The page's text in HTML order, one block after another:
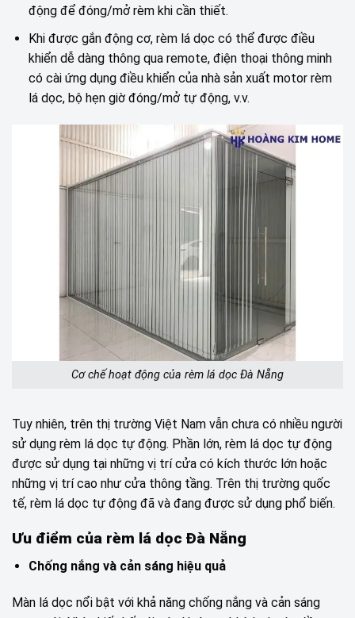
động để đóng/mở rèm khi cần thiết.
Khi được gắn động cơ, rèm lá dọc có thể được điều
khiển dễ dàng thông qua remote, điện thoại thông minh
có cài ứng dụng điều khiển của nhà sản xuất motor rèm
lá dọc, bộ hẹn giờ đóng/mở tự động, v.v.
Cơ chế hoạt động của rèm lá dọc Đà Nẵng
Tuy nhiên, trên thị trường Việt Nam vẫn chưa có nhiều người
sử dụng rèm lá dọc tự động. Phần lớn, rèm lá dọc tự động
được sử dụng tại những vị trí cửa có kích thước lớn hoặc
những vị trí cao như cửa thông tầng. Trên thị trường quốc
tế, rèm lá dọc tự động đã và đang được sử dụng phổ biến.
Ưu điểm của rèm lá dọc Đà Nẵng
Chống nắng và cản sáng hiệu quả
Màn lá dọc nổi bật với khả năng chống nắng và cản sáng